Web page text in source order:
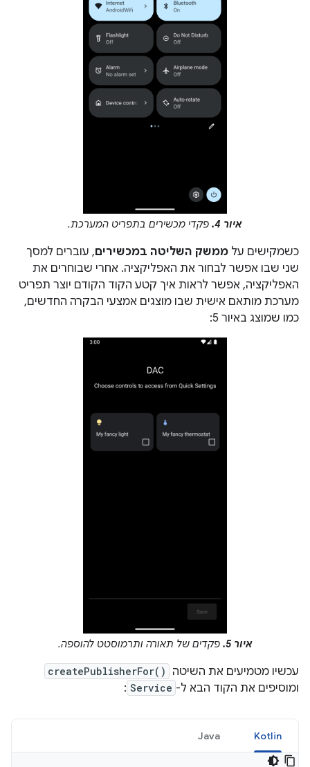
איור 4. פקדי מכשירים בתפריט המערכת.
כשמקישים על ממשק השליטה במכשירים, עוברים למסך
שני שבו אפשר לבחור את האפליקציה. אחרי שבוחרים את
האפליקציה, אפשר לראות איך קטע הקוד הקודם יוצר תפריט
מערכת מותאם אישית שבו מוצגים אמצעי הבקרה החדשים,
כמו שמוצג באיור 5:
איור 5. פקדים של תאורה ותרמוסטט להוספה.
עכשיו מטמיעים את השיטה createPublisherFor()
ומוסיפים את הקוד הבא ל- Service
:
Kotlin
Java